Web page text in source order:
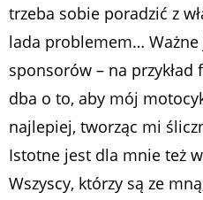
trzeba sobie poradzić z
lada problemem…
sponsorów – na
dba o to, aby mój
najlepiej, tworząc mi
Istotne jest dla mnie też
Wszyscy, którzy są ze